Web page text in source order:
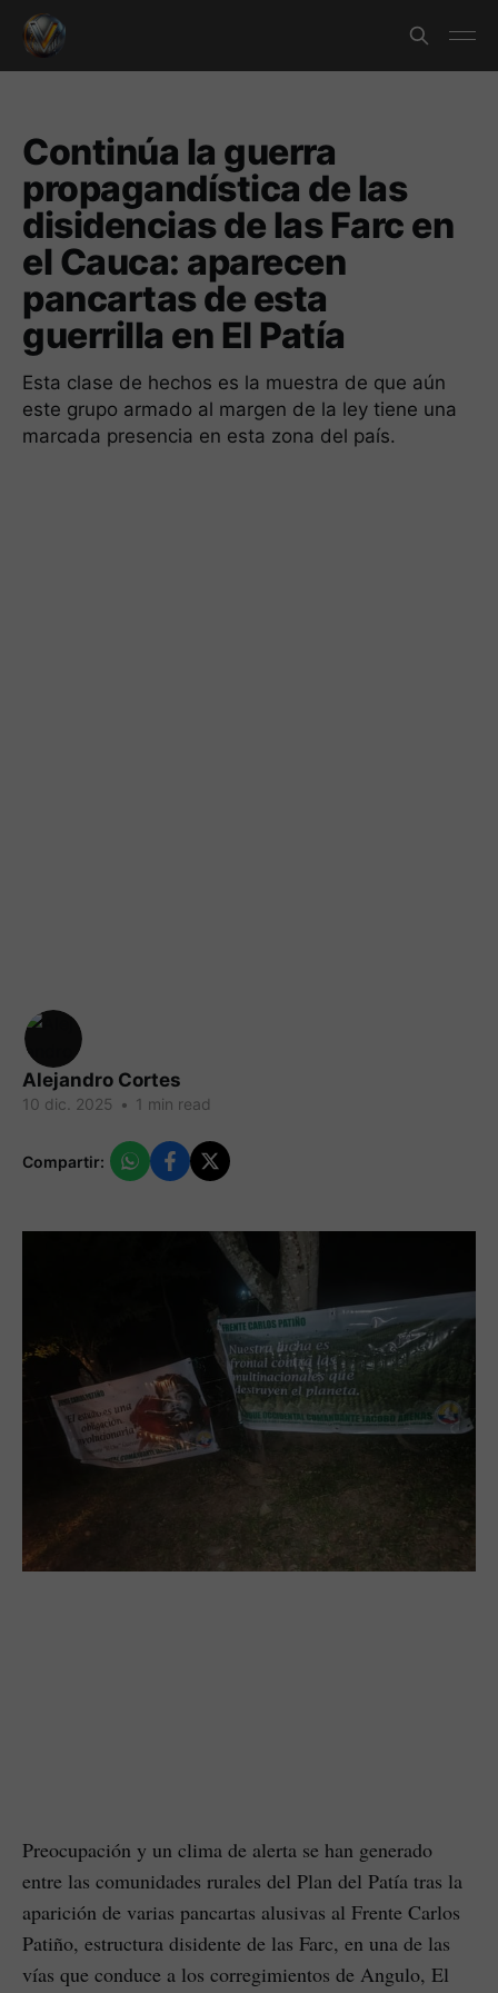
Continúa la guerra
propagandística de las
disidencias de las Farc en
el Cauca: aparecen
pancartas de esta
guerrilla en El Patía
Esta clase de hechos es la muestra de que aún
este grupo armado al margen de la ley tiene una
marcada presencia en esta zona del país.
Alejandro Cortes
10 dic. 2025 • 1 min read
Compartir:
Preocupación y un clima de alerta se han generado
entre las comunidades rurales del Plan del Patía tras la
aparición de varias pancartas alusivas al Frente Carlos
Patiño, estructura disidente de las Farc, en una de las
vías que conduce a los corregimientos de Angulo, El